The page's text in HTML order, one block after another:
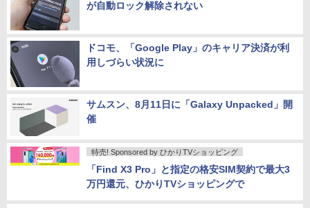
が自動ロック解除されない
ドコモ、「Google Play」のキャリア決済が利
用しづらい状況に
サムスン、8月11日に「Galaxy Unpacked」開
催
特売! Sponsored by ひかりTVショッピング
「Find X3 Pro」と指定の格安SIM契約で最大3
万円還元、ひかりTVショッピングで